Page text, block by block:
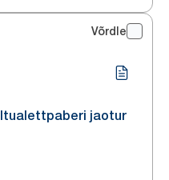
Võrdle
jaotur